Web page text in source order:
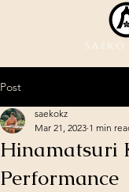
Post
Hinamatsuri
Performance
saekokz
Mar 21, 2023 1 min